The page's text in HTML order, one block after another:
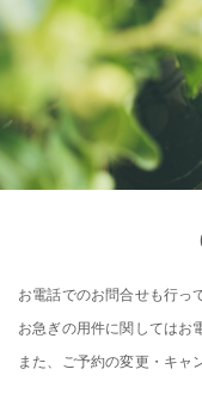
お電話でのお問合せも行っ
お急ぎの用件に関してはお
また、ご予約の変更・キャ